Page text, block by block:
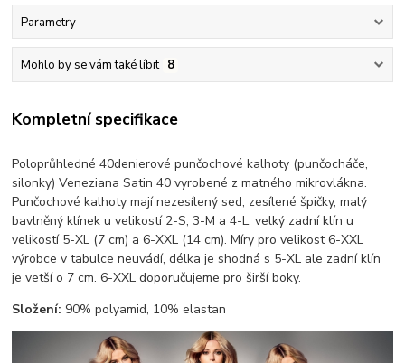
Parametry
Mohlo by se vám také líbit 8
Kompletní specifikace
Poloprůhledné 40denierové punčochové kalhoty (punčocháče,
silonky) Veneziana Satin 40 vyrobené z matného mikrovlákna.
Punčochové kalhoty mají nezesílený sed, zesílené špičky, malý
bavlněný klínek u velikostí 2-S, 3-M a 4-L, velký zadní klín u
velikostí 5-XL (7 cm) a 6-XXL (14 cm). Míry pro velikost 6-XXL
výrobce v tabulce neuvádí, délka je shodná s 5-XL ale zadní klín
je vetší o 7 cm. 6-XXL doporučujeme pro širší boky.
Složení: 90% polyamid, 10% elastan